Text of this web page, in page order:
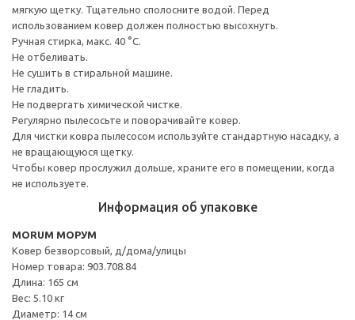
мягкую щетку. Тщательно сполосните водой. Перед
использованием ковер должен полностью высохнуть.
Ручная стирка, макс. 40 °C.
Не отбеливать.
Не сушить в стиральной машине.
Не гладить.
Не подвергать химической чистке.
Регулярно пылесосьте и поворачивайте ковер.
Для чистки ковра пылесосом используйте стандартную насадку, а
не вращающуюся щетку.
Чтобы ковер прослужил дольше, храните его в помещении, когда
не используете.
Информация об упаковке
MORUM МОРУМ
Ковер безворсовый, д/дома/улицы
Номер товара: 903.708.84
Длина: 165 см
Вес: 5.10 кг
Диаметр: 14 см